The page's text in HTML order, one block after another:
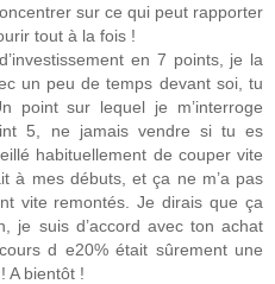
sur ce qui peut rapporter
tout à la fois !
en 7 points, je la
un peu de temps devant soi, tu
point sur lequel je m’interroge
5, ne jamais vendre si tu es
habituellement de couper vite
à mes débuts, et ça ne m’a pas
vite remontés. Je dirais que ça
je suis d’accord avec ton achat
d e20% était sûrement une
A bientôt !